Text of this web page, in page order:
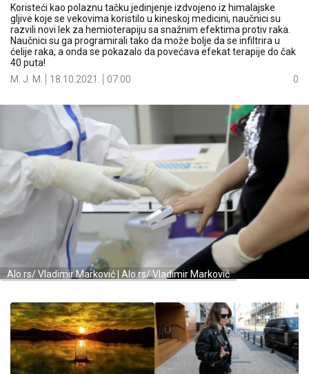
Koristeći kao polaznu tačku jedinjenje izdvojeno iz himalajske
gljive koje se vekovima koristilo u kineskoj medicini, naučnici su
razvili novi lek za hemioterapiju sa snažnim efektima protiv raka.
Naučnici su ga programirali tako da može bolje da se infiltrira u
ćelije raka, a onda se pokazalo da povećava efekat terapije do čak
40 puta!
M. J. M.
18.10.2021. 07:00 0
Alo.rs/ Vladimir Marković | Alo.rs/ Vladimir Marković